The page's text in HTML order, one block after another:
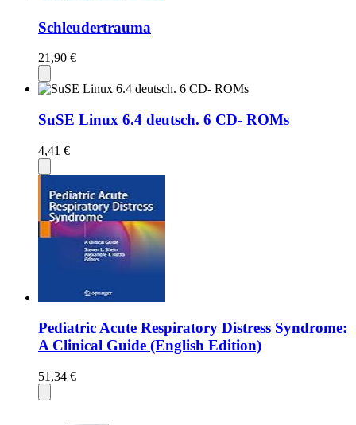
Schleudertrauma
21,90 €
SuSE Linux 6.4 deutsch. 6 CD- ROMs
4,41 €
Pediatric Acute Respiratory Distress Syndrome:
A Clinical Guide (English Edition)
51,34 €